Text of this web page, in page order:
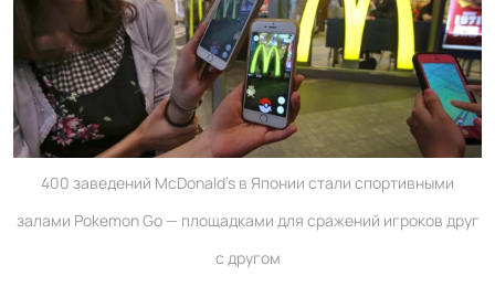
400 заведений McDonald's в Японии стали спортивными
залами Pokemon Go — площадками для сражений игроков друг
с другом